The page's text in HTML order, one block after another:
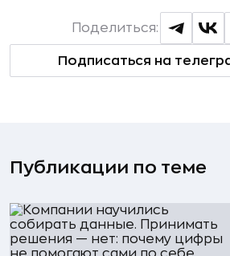
Подписаться на
Поделиться:
Публикации по теме